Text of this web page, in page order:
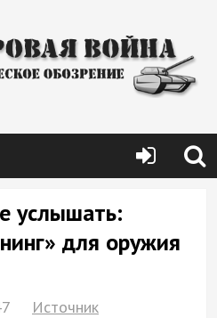
услышать:
для оружия
Источник